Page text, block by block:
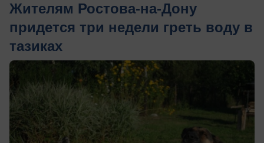
Жителям Ростова-на-Дону
придется три недели греть воду в
тазиках